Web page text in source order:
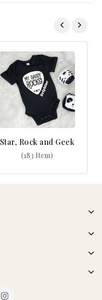
Star, Rock and Geek
(183 Item)